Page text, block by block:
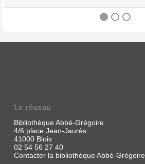
DU
THAR
;
LA
BEAUCE...
Le réseau
Bibliothèque Abbé-Grégoire
4/6 place Jean-Jaurès
41000 Blois
02 54 56 27 40
Contacter la bibliothèque Abbé-Grégoire